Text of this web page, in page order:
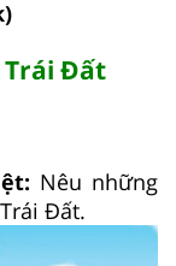
Trái Đất
Nêu những
Đất.